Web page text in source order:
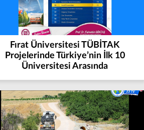
Fırat Üniversitesi TÜBİTAK
Projelerinde Türkiye’nin İlk 10
Üniversitesi Arasında